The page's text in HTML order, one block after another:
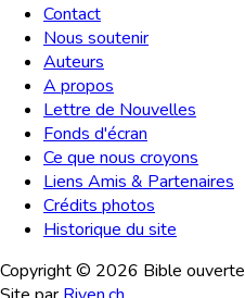
Contact
Nous soutenir
Auteurs
A propos
Lettre de Nouvelles
Fonds d'écran
Ce que nous croyons
Liens Amis & Partenaires
Crédits photos
Historique du site
Copyright © 2026 Bible ouverte